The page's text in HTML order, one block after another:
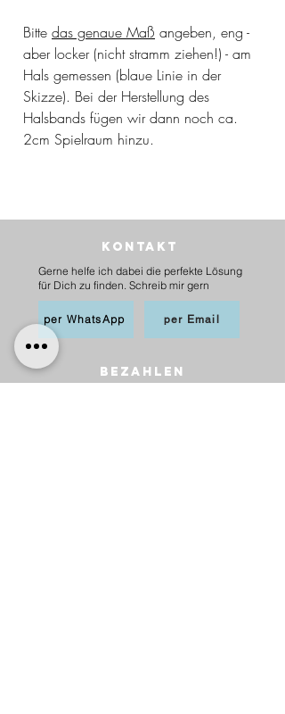
Bitte das genaue Maß angeben, eng -
aber locker (nicht stramm ziehen!) - am
Hals gemessen (blaue Linie in der
Skizze). Bei der Herstellung des
Halsbands fügen wir dann noch ca.
2cm Spielraum hinzu.
Kontakt
Gerne helfe ich dabei die perfekte Lösung
für Dich zu finden. Schreib mir gern
per WhatsApp per Email
BEZAHLEN